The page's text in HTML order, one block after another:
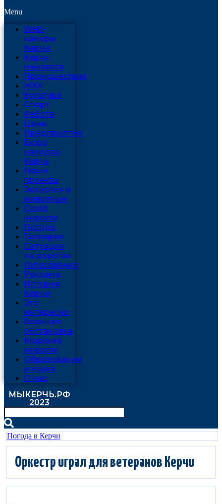
Menu
Web-
камеры
Керчи
Керчь
меняется
Проиcшествия
ЖКХ
Культура
Спорт
Работа
Цены
Предприятия
Бюро
находок
Керчь
Наши
проекты
Экология и
животные
Covid
новости
Погода
Галлерея
Ситуация
на дорогах
Голосования
Реклама
История
Керчи
Это
интересно
Военная
обстановка
Морские
новости
Образование
и наука
О нас
МЫКЕРЧЬ.РФ
2023
Погода в Керчи
Оркестр играл для ветеранов Керчи